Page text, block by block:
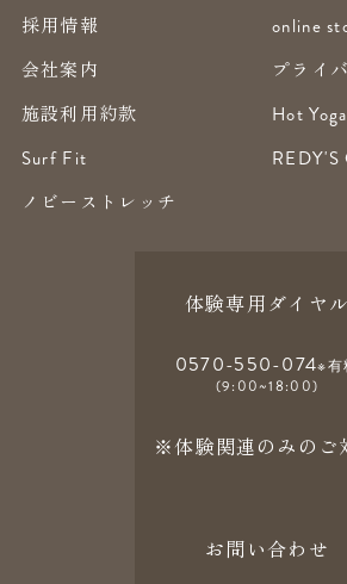
採用情報
online
会社案内
プライ
施設利用約款
Hot
Surf Fit
REDY'S
ノビーストレッチ
体験専用ダイヤル
0570-550-074※有
(9:00~18:00)
※体験関連のみのご
お問い合わせ